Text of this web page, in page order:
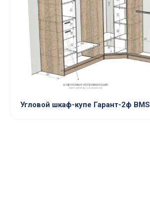
Угловой шкаф-купе Гарант-2ф BMS